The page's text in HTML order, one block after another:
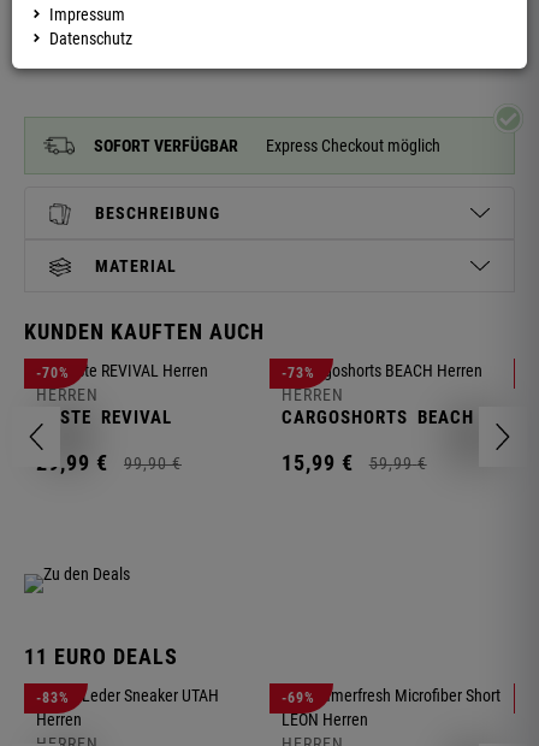
SOFORT VERFÜGBAR Express Checkout möglich
BESCHREIBUNG
MATERIAL
KUNDEN KAUFTEN AUCH
-70%
HERREN
WESTE REVIVAL
29,99 € 99,90 €
-73%
HERREN
CARGOSHORTS BEACH
15,99 € 59,99 €
11 EURO DEALS
-83% -69%
Impressum
Datenschutz